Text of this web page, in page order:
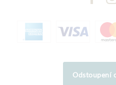
Odstoupení